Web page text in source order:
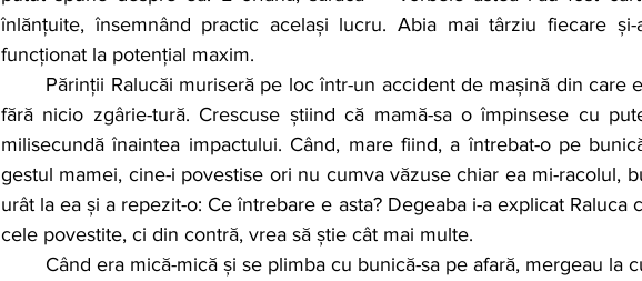
înlănțuite, însemnând practic același lucru. Abia mai târziu fiecare
funcționat la potențial maxim.
fără nicio zgârie-tură. Crescuse știind că mamă-sa o împinsese cu
milisecundă înaintea impactului. Când, mare fiind, a întrebat-o pe
gestul mamei, cine-i povestise ori nu cumva văzuse chiar ea mi-racolul,
urât la ea și a repezit-o: Ce întrebare e asta? Degeaba i-a explicat Raluca
cele povestite, ci din contră, vrea să știe cât mai multe.